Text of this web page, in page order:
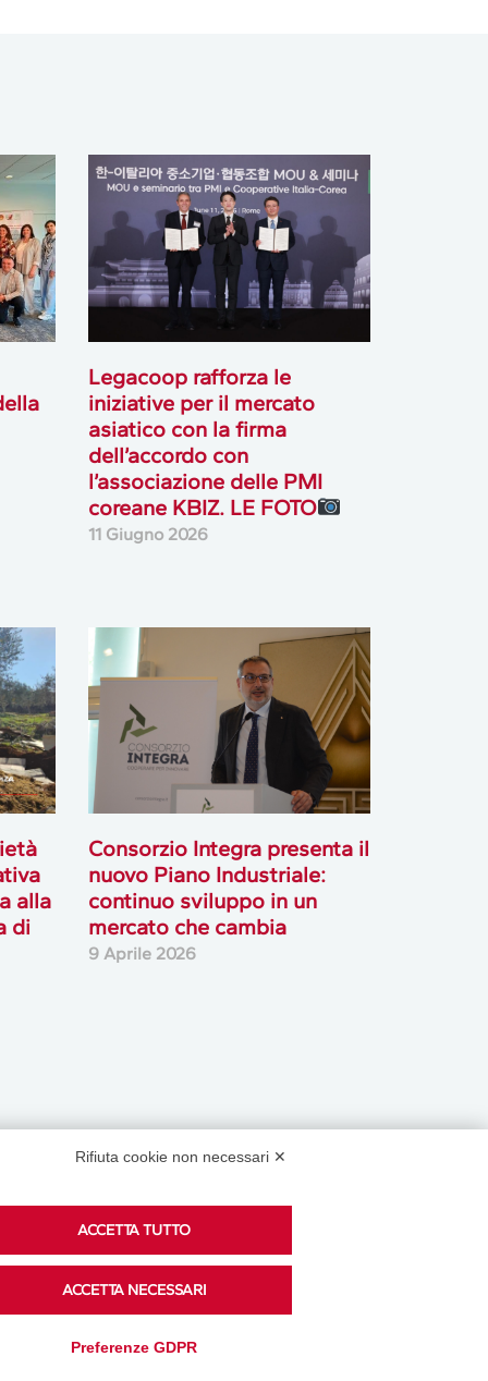
Legacoop rafforza le
iniziative per il mercato
asiatico con la firma
dell’accordo con
l’associazione delle PMI
coreane KBIZ. LE FOTO
11 Giugno 2026
alla
di
Consorzio Integra presenta il
nuovo Piano Industriale:
continuo sviluppo in un
mercato che cambia
9 Aprile 2026
Podcast
su Spreaker.
Rifiuta cookie non necessari ✕
ACCETTA TUTTO
ACCETTA NECESSARI
Preferenze GDPR